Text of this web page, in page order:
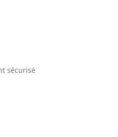
sécurisé